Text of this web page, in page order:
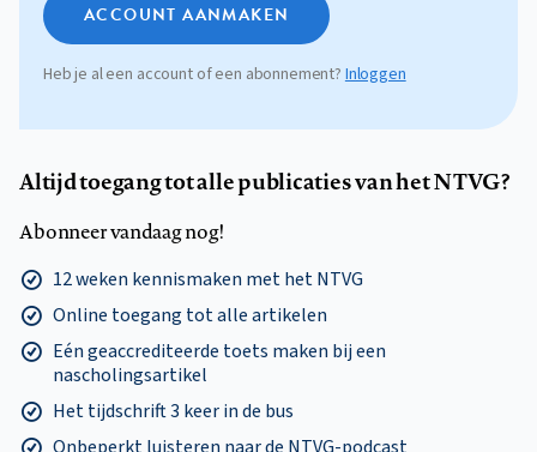
ACCOUNT AANMAKEN
Heb je al een account of een abonnement? Inloggen
Altijd toegang tot alle publicaties van het NTVG?
Abonneer vandaag nog!
12 weken kennismaken met het NTVG
Online toegang tot alle artikelen
Eén geaccrediteerde toets maken bij een
nascholingsartikel
Het tijdschrift 3 keer in de bus
Onbeperkt luisteren naar de NTVG-podcast